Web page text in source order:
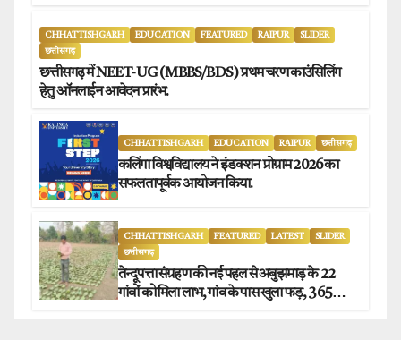
CHHATTISHGARH EDUCATION FEATURED RAIPUR
SLIDER
छत्तीसगढ़
छत्तीसगढ़ में NEET-UG (MBBS/BDS) प्रथम चरण काउंसिलिंग
हेतु ऑनलाईन आवेदन प्रारंभ.
CHHATTISHGARH EDUCATION RAIPUR छत्तीसगढ़
कलिंगा विश्वविद्यालय ने इंडक्शन प्रोग्राम 2026 का
सफलतापूर्वक आयोजन किया.
CHHATTISHGARH FEATURED LATEST
SLIDER
छत्तीसगढ़
तेन्दूपत्ता संग्रहण की नई पहल से अबुझमाड़ के 22
गांवों को मिला लाभ, गांव के पास खुला फड़, 365